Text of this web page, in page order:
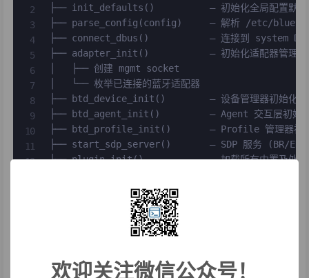
├── init_defaults()          — 初始化全局配置默认
├── parse_config(config)     — 解析 /etc/
├── connect_dbus()           — 连接到 system D-
├── adapter_init()           — 初始化适配器管理
│   ├── 创建 mgmt socket
│   └── 枚举已连接的蓝牙适配器
├── btd_device_init()        — 设备管理器初始化
├── btd_agent_init()         — Agent 交互层初始
├── btd_profile_init()       — Profile 管理器初
├── start_sdp_server()       — SDP 服务 (BR/
├── plugin_init()            — 加载所有内置及外部
├── mainloop_run_with_signal() — 进入 GLib 主循
└── shutdown sequence        — 按相反顺序清理
欢迎关注微信公众号！